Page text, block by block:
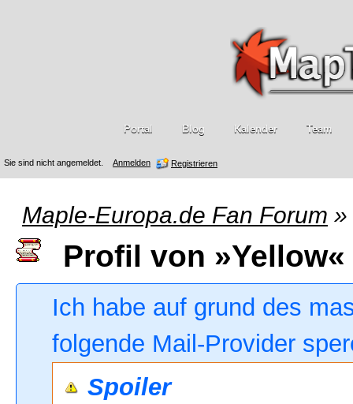
Sie sind nicht angemeldet. Anmelden Registrieren
Portal Blog Kalender Team
Maple-Europa.de Fan Forum »
Profil von »Yellow«
Ich habe auf grund des
folgende Mail-Provider
Spoiler